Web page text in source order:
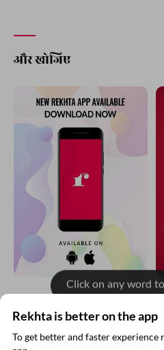
और खोजिए
रेख़्ता न्यूज़लेटर
Rekhta is better on the app
To get better and faster experience